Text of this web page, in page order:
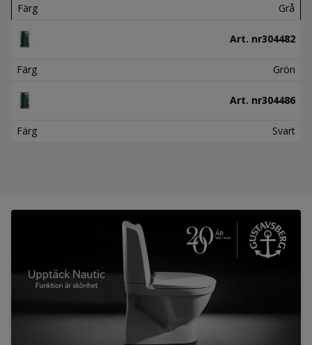
Färg Grå
Art. nr304482
Färg Grön
Art. nr304486
Färg Svart